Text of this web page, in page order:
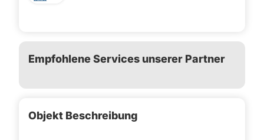
Empfohlene Services unserer Partner
Objekt Beschreibung